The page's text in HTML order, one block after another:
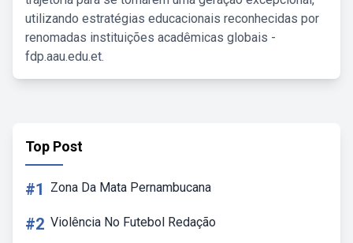
utilizando estratégias educacionais reconhecidas por
renomadas instituições acadêmicas globais -
fdp.aau.edu.et.
Top Post
#1 Zona Da Mata Pernambucana
#2 Violência No Futebol Redação